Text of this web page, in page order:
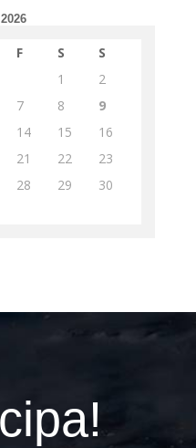
F S
S
1
2
7 8
9
14 15
16
21 22
23
28 29
30